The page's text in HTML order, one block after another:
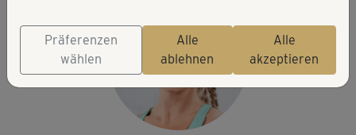
Präferenzen
wählen
Alle
ablehnen
Alle
akzeptieren